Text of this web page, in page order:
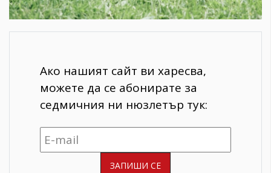
Ако нашият сайт ви харесва,
можете да се абонирате за
седмичния ни нюзлетър тук: